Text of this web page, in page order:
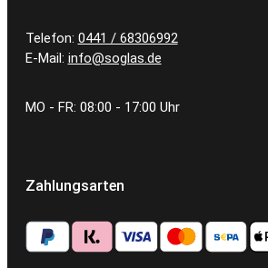
Telefon: 0441 / 68306992
E-Mail: info@soglas.de
MO - FR: 08:00 - 17:00 Uhr
Zahlungsarten